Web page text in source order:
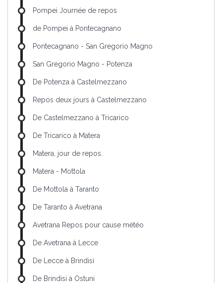
Pompei Journée de repos
de Pompei à Pontecagnano
Pontecagnano - San Gregorio Magno
San Gregorio Magno - Potenza
De Potenza à Castelmezzano
Repos deux jours à Castelmezzano
De Castelmezzano à Tricarico
De Tricarico à Matera
Matera, jour de repos.
Matera - Mottola
De Mottola à Taranto
De Taranto à Avetrana
Avetrana Repos pour cause météo
De Avetrana à Lecce
De Lecce à Brindisi
De Brindisi à Ostuni